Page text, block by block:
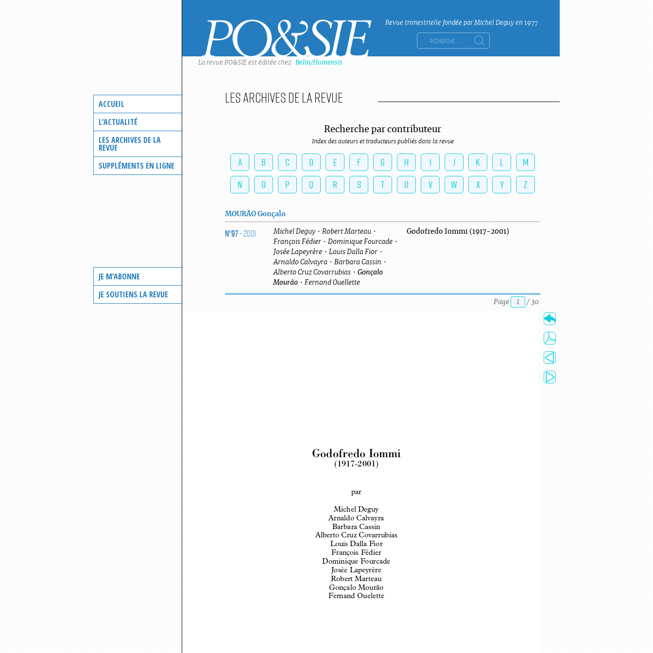
ACCUEIL
L’ACTUALITÉ
LES ARCHIVES DE LA
REVUE
SUPPLÉMENTS EN LIGNE
JE M’ABONNE
JE SOUTIENS LA REVUE
Revue trimestrielle fondée par Michel Deguy en 1977
Rechercher :
La revue PO&SIE est éditée chez Belin/Humensis
Les archives de la revue
Recherche par contributeur
Index des auteurs et traducteurs publiés dans la revue
A B C D E F G H I J K L
M
N
O P Q R S T U V W X Y Z
MOURÃO Gonçalo
N°97- 2001 Michel Deguy • Robert Marteau •
François Fédier • Dominique Fourcade •
Josée Lapeyrère • Louis Dalla Fior •
Arnaldo Calvayra • Barbara Cassin •
Alberto Cruz Covarrubias • Gonçalo
Mourão • Fernand Ouellette
Godofredo Iommi (1917-2001)
Page / 30
Godofredo Iommi
(1917-2001)
par
Michel Deguy
Arnaldo Calvayra
Barbara Cassin
Alberto Cruz Covarrubias
Louis Dalla Fior
François Fédier
Dominique Fourcade
Josée Lapeyrère
Robert Marteau
Gonçalo Mourão
Fernand Ouelette